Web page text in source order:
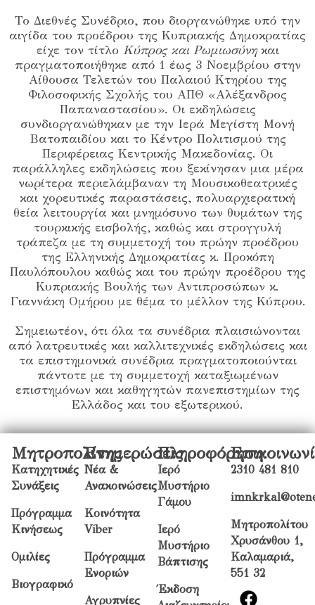
Το Διεθνές Συνέδριο, που διοργανώθηκε υπό την
αιγίδα του προέδρου της Κυπριακής Δημοκρατίας
είχε τον τίτλο Κύπρος και Ρωμιωσύνηκαι
πραγματοποιήθηκε από 1 έως 3 Νοεμβρίου στην
Αίθουσα Τελετών του Παλαιού Κτηρίου της
Φιλοσοφικής Σχολής του ΑΠΘ «Αλέξανδρος
Παπαναστασίου». Οι εκδηλώσεις
συνδιοργανώθηκαν με την Ιερά Μεγίστη Μονή
Βατοπαιδίου και το Κέντρο Πολιτισμού της
Περιφέρειας Κεντρικής Μακεδονίας. Οι
παράλληλες εκδηλώσεις που ξεκίνησαν μια μέρα
νωρίτερα περιελάμβαναν τη Μουσικοθεατρικές
και χορευτικές παραστάσεις, πολυαρχιερατική
θεία λειτουργία και μνημόσυνο των θυμάτων της
τουρκικής εισβολής, καθώς και στρογγυλή
τράπεζα με τη συμμετοχή του πρώην προέδρου
της Ελληνικής Δημοκρατίας κ. Προκόπη
Παυλόπουλου καθώς και του πρώην προέδρου της
Κυπριακής Βουλής των Αντιπροσώπων κ.
Γιαννάκη Ομήρου με θέμα το μέλλον της Κύπρου.
Σημειωτέον, ότι όλα τα συνέδρια πλαισιώνονται
από λατρευτικές και καλλιτεχνικές εκδηλώσεις και
τα επιστημονικά συνέδρια πραγματοποιούνται
πάντοτε με τη συμμετοχή καταξιωμένων
επιστημόνων και καθηγητών πανεπιστημίων της
Ελλάδος και του εξωτερικού.
Μητροπολίτης
Κατηχητικές
Συνάξεις
Πρόγραμμα
Κινήσεως
Ομιλίες
Βιογραφικό
Ενημερώσεις
Νέα &
Ανακοινώσεις
Κοινότητα
Viber
Πρόγραμμα
Ενοριών
Αγρυπνίες
Πληροφόρηση
Ιερό
Μυστήριο
Γάμου
Ιερό
Μυστήριο
Βάπτισης
Έκδοση
2310 481 810
Μητροπολίτου
Χρυσάνθου 1,
Καλαμαριά,
551 32